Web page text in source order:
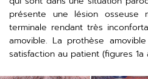
présente une lésion osseuse
terminale rendant très
amovible. La prothèse
satisfaction au patient (figures 1a